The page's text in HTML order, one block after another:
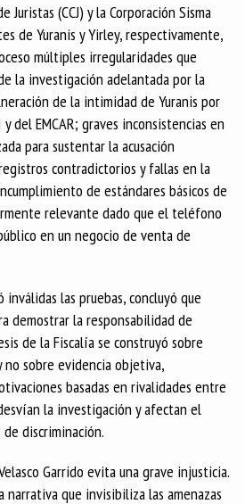
Juristas (CCJ) y la Corporación Sisma
de Yuranis y Yirley, respectivamente,
múltiples irregularidades que
la investigación adelantada por la
de la intimidad de Yuranis por
del EMCAR; graves inconsistencias en
para sustentar la acusación
contradictorios y fallas en la
de estándares básicos de
relevante dado que el teléfono
en un negocio de venta de
las pruebas, concluyó que
demostrar la responsabilidad de
de la Fiscalía se construyó sobre
sobre evidencia objetiva,
basadas en rivalidades entre
la investigación y afectan el
discriminación.
Garrido evita una grave injusticia.
narrativa que invisibiliza las amenazas